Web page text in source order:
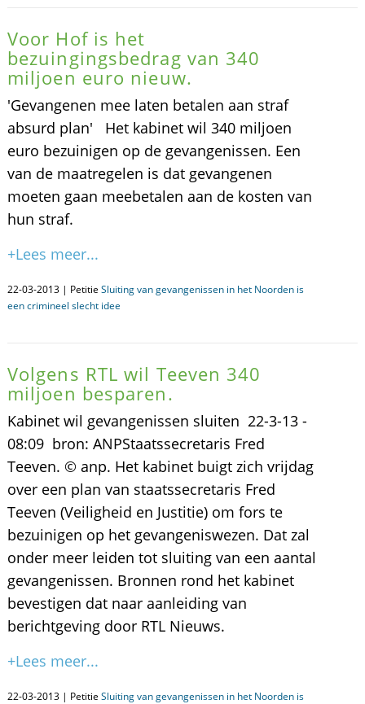
Voor Hof is het
bezuingingsbedrag van 340
miljoen euro nieuw.
'Gevangenen mee laten betalen aan straf
absurd plan' Het kabinet wil 340 miljoen
euro bezuinigen op de gevangenissen. Een
van de maatregelen is dat gevangenen
moeten gaan meebetalen aan de kosten van
hun straf.
+Lees meer...
22-03-2013 | Petitie Sluiting van gevangenissen in het Noorden is
een crimineel slecht idee
Volgens RTL wil Teeven 340
miljoen besparen.
Kabinet wil gevangenissen sluiten 22-3-13 -
08:09 bron: ANPStaatssecretaris Fred
Teeven. © anp. Het kabinet buigt zich vrijdag
over een plan van staatssecretaris Fred
Teeven (Veiligheid en Justitie) om fors te
bezuinigen op het gevangeniswezen. Dat zal
onder meer leiden tot sluiting van een aantal
gevangenissen. Bronnen rond het kabinet
bevestigen dat naar aanleiding van
berichtgeving door RTL Nieuws.
+Lees meer...
22-03-2013 | Petitie Sluiting van gevangenissen in het Noorden is